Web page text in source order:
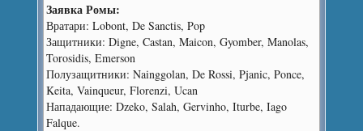
Заявка Ромы:
Вратари: Lobont, De Sanctis, Pop
Защитники: Digne, Castan, Maicon, Gyomber, Manolas,
Torosidis, Emerson
Полузащитники: Nainggolan, De Rossi, Pjanic, Ponce,
Keita, Vainqueur, Florenzi, Ucan
Нападающие: Dzeko, Salah, Gervinho, Iturbe, Iago
Falque.